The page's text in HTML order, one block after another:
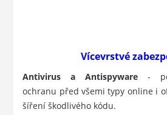
Vícevrstvé
Antivirus a Antispyware -
ochranu před všemi typy online i
šíření škodlivého kódu.